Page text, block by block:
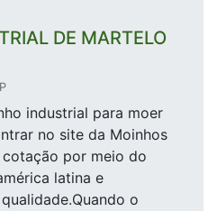
DE MARTELO
industrial para moer
no site da Moinhos
por meio do
latina e
o